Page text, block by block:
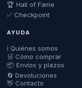
🏆 Hall of Fame
✅ Checkpoint
AYUDA
ℹ️ Quiénes somos
🛒 Cómo comprar
📦 Envíos y plazos
🔄 Devoluciones
👋 Contacto